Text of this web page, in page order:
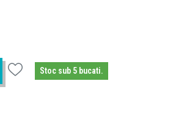
Stoc sub 5 bucati.